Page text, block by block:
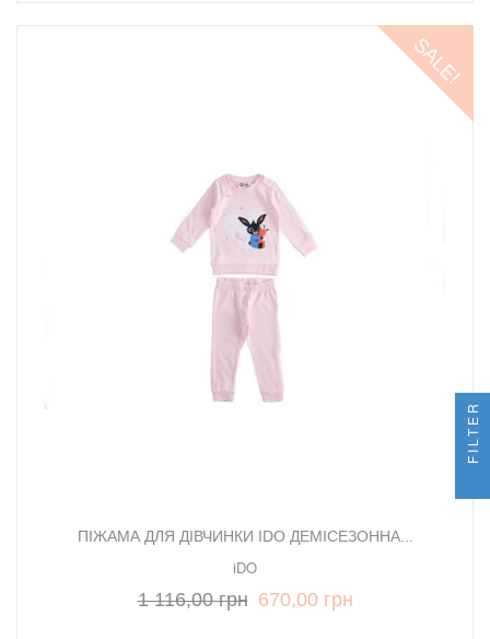
SALE!
ПІЖАМА ДЛЯ ДІВЧИНКИ IDO ДЕМІСЕЗОННА...
iDO
1 116,00 грн 670,00 грн
FILTER